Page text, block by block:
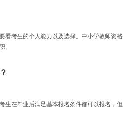
看考生的个人能力以及选择。中小学教师资格
。
生在毕业后满足基本报名条件都可以报名，但